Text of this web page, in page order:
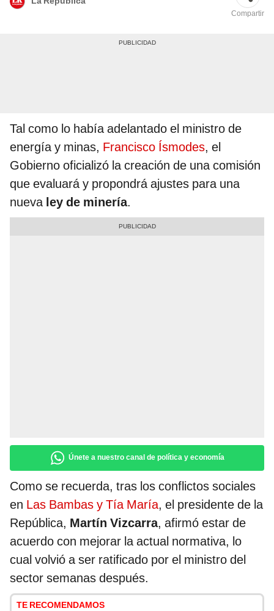
Compartir
Tal como lo había adelantado el ministro de
energía y minas, Francisco Ísmodes, el
Gobierno oficializó la creación de una comisión
que evaluará y propondrá ajustes para una
nueva ley de minería.
Únete a nuestro canal de política y economía
Como se recuerda, tras los conflictos sociales
en Las Bambas y Tía María, el presidente de la
República, Martín Vizcarra, afirmó estar de
acuerdo con mejorar la actual normativa, lo
cual volvió a ser ratificado por el ministro del
sector semanas después.
TE RECOMENDAMOS